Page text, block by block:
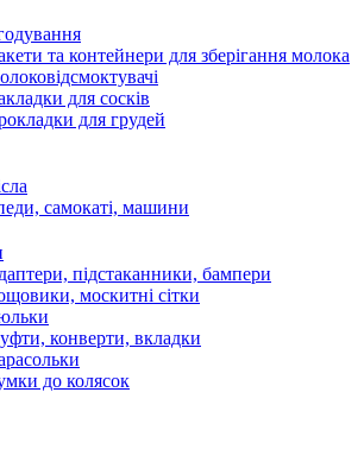
та контейнери для зберігання молока
для сосків
для грудей
самокаті, машини
підстаканники, бампери
москитні сітки
конверти, вкладки
до колясок